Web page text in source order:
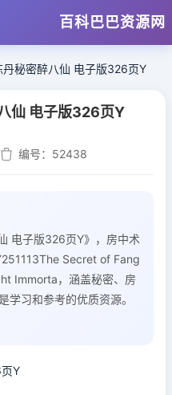
百科巴巴资源网
丹秘密醉八仙 电子版326页Y
仙 电子版326页Y
编号：52438
电子版326页Y》，房中术
Secret of Fang
Immorta，涵盖秘密、房
学习和参考的优质资源。
Y